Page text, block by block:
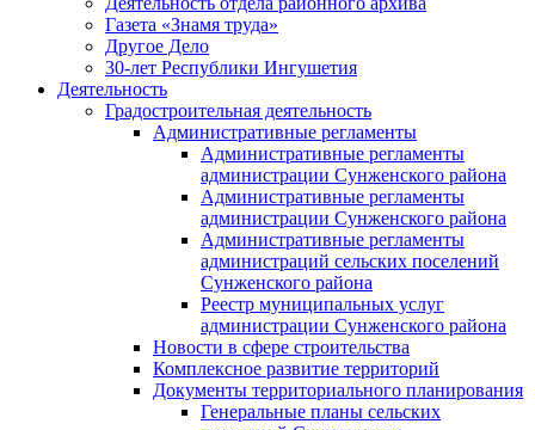
Газета «Знамя труда»
Другое Дело
30-лет Республики Ингушетия
Деятельность
Градостроительная деятельность
Административные регламенты
Административные регламенты
администрации Сунженского района
Административные регламенты
администрации Сунженского района
Административные регламенты
администраций сельских поселений
Сунженского района
Реестр муниципальных услуг
администрации Сунженского района
Новости в сфере строительства
Комплексное развитие территорий
Документы территориального планирования
Генеральные планы сельских